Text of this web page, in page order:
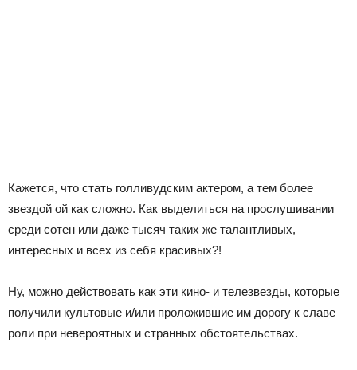
Кажется, что стать голливудским актером, а тем более
звездой ой как сложно. Как выделиться на прослушивании
среди сотен или даже тысяч таких же талантливых,
интересных и всех из себя красивых?!
Ну, можно действовать как эти кино- и телезвезды, которые
получили культовые и/или проложившие им дорогу к славе
роли при невероятных и странных обстоятельствах.